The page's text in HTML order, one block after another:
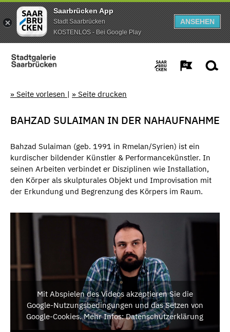
Saarbrücken App
Stadt Saarbrücken
KOSTENLOS - Bei Google Play
ANSEHEN
» Seite vorlesen | » Seite drucken
BAHZAD SULAIMAN IN DER NAHAUFNAHME
Bahzad Sulaiman (geb. 1991 in Rmelan/Syrien) ist ein
kurdischer bildender Künstler & Performancekünstler. In
seinen Arbeiten verbindet er Disziplinen wie Installation,
den Körper als skulpturales Objekt und Improvisation mit
der Erkundung und Begrenzung des Körpers im Raum.
Mit Abspielen des Videos akzeptieren Sie die
Google-Nutzungsbedingungen und das Setzen von
Google-Cookies. Mehr Infos: Datenschutzerklärung